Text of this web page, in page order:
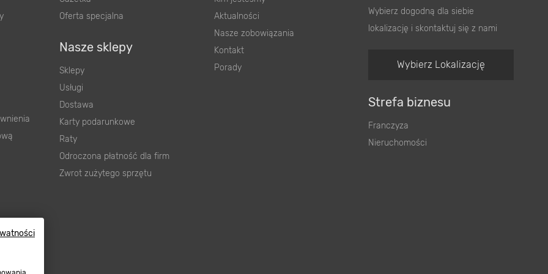
Oferta specjalna
Nasze sklepy
Sklepy
Usługi
Dostawa
Karty podarunkowe
Raty
Odroczona płatność dla firm
Zwrot zużytego sprzętu
Aktualności
Nasze zobowiązania
Kontakt
Porady
Wybierz dogodną dla siebie
lokalizację i skontaktuj się z nami
Wybierz Lokalizację
Strefa biznesu
Franczyza
Nieruchomości